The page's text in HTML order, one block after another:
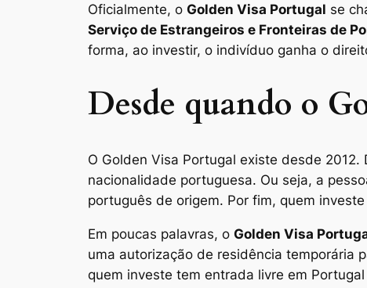
Oficialmente, o Golden Visa Portugal se
Serviço de Estrangeiros e Fronteiras de
forma, ao investir, o indivíduo ganha o
Desde quando o
O Golden Visa Portugal existe desde
nacionalidade portuguesa. Ou seja, a
português de origem. Por fim, quem
Em poucas palavras, o Golden Visa
uma autorização de residência temporária
quem investe tem entrada livre em